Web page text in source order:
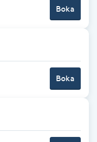
Boka
Boka